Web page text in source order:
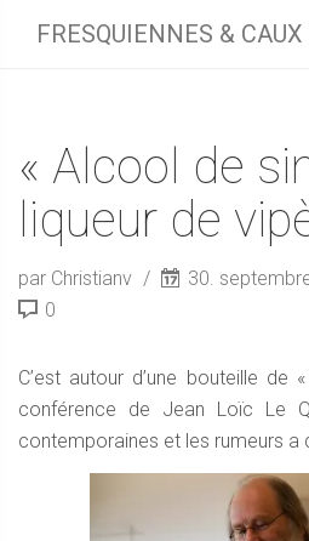
FRESQUIENNES & CAUX
« Alcool de
liqueur de
par Christianv 30.
0
C’est autour d’une bouteille de
conférence de Jean Loïc Le
contemporaines et les rumeurs a